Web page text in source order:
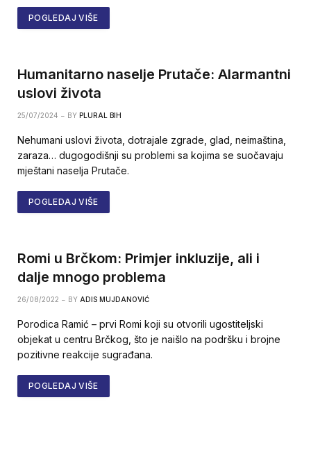
POGLEDAJ VIŠE
Humanitarno naselje Prutače: Alarmantni
uslovi života
25/07/2024 BY PLURAL BIH
Nehumani uslovi života, dotrajale zgrade, glad, neimaština,
zaraza… dugogodišnji su problemi sa kojima se suočavaju
mještani naselja Prutače.
POGLEDAJ VIŠE
Romi u Brčkom: Primjer inkluzije, ali i
dalje mnogo problema
26/08/2022 BY ADIS MUJDANOVIĆ
Porodica Ramić – prvi Romi koji su otvorili ugostiteljski
objekat u centru Brčkog, što je naišlo na podršku i brojne
pozitivne reakcije sugrađana.
POGLEDAJ VIŠE